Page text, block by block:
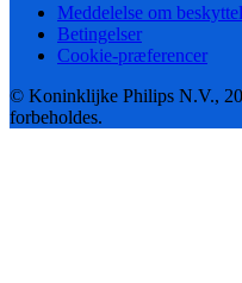
Meddelelse om
Betingelser
Cookie-præferencer
© Koninklijke Philips N.V.,
forbeholdes.